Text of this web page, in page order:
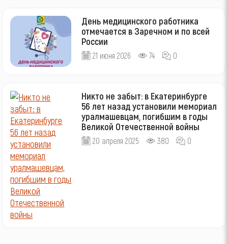
День медицинского работника
отмечается в Заречном и по всей
России
21 июня 2026 74 0
Никто не забыт: в Екатеринбурге
56 лет назад установили мемориал
уралмашевцам, погибшим в годы
Великой Отечественной войны
20 апреля 2025 380 0